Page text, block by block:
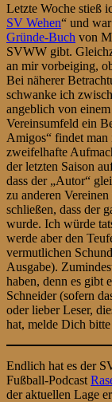
Letzte Woche stieß
SV Wehen“ und
Gründe-Buch von
SVWW gibt.
an mir vorbeiging,
Bei näherer
schwanke ich
angeblich von
Vereinsumfeld ein
Amigos“ findet man
zweifelhafte
der letzten Saison
dass der „Autor“
zu anderen
schließen, dass der
wurde. Ich würde
werde aber den
vermutlichen
Ausgabe).
haben, denn es gibt
Schneider (sofern
oder lieber Leser,
hat, melde Dich
Endlich hat es der
Fußball-Podcast
der aktuellen Lage